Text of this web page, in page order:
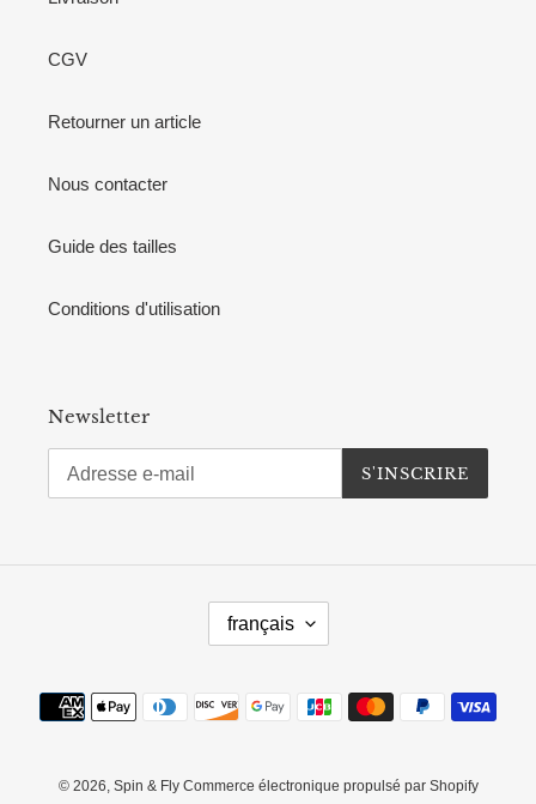
CGV
Retourner un article
Nous contacter
Guide des tailles
Conditions d'utilisation
Newsletter
S'INSCRIRE
G
U
français
Moyens
de
© 2026, Spin & Fly Commerce électronique propulsé par Shopify